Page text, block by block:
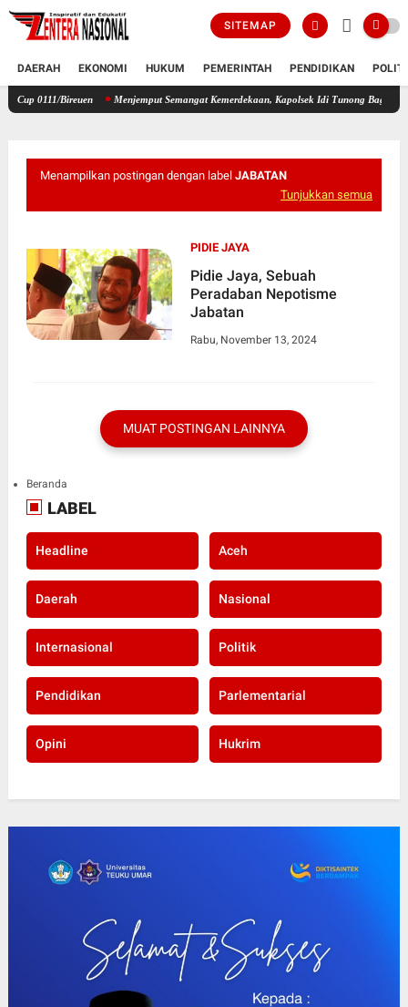
SITEMAP
DAERAH EKONOMI HUKUM PEMERINTAH PENDIDIKAN
Menjemput Semangat Kemerdekaan, Kapolsek Idi Tunong Bagikan Bendera
Menampilkan postingan dengan label JABATAN
Tunjukkan semua
PIDIE JAYA
Pidie Jaya, Sebuah
Peradaban Nepotisme
Jabatan
Rabu, November 13, 2024
MUAT POSTINGAN LAINNYA
Beranda
LABEL
Headline Aceh
Daerah Nasional
Internasional Politik
Pendidikan Parlementarial
Opini Hukrim